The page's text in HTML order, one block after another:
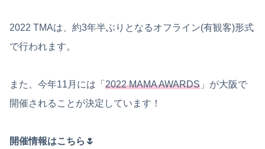
2022 TMAは、約3年半ぶりとなるオフライン(有観客)形式
で行われます。
また、今年11月には「 2022 MAMA AWARDS 」が大阪で
開催されることが決定しています！
開催情報はこちら🌷